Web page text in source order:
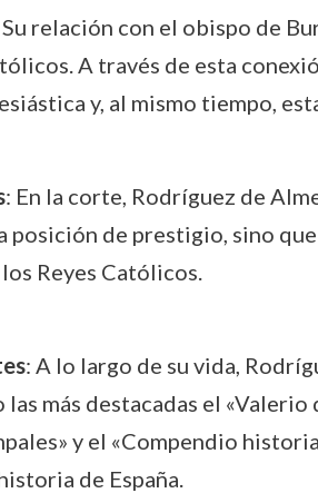
Su relación con el obispo de
A través de esta
y, al mismo tiempo,
: En la corte, Rodríguez de
posición de prestigio, sino
Reyes Católicos.
: A lo largo de su vida,
más destacadas el
y el «Compendio
de España.